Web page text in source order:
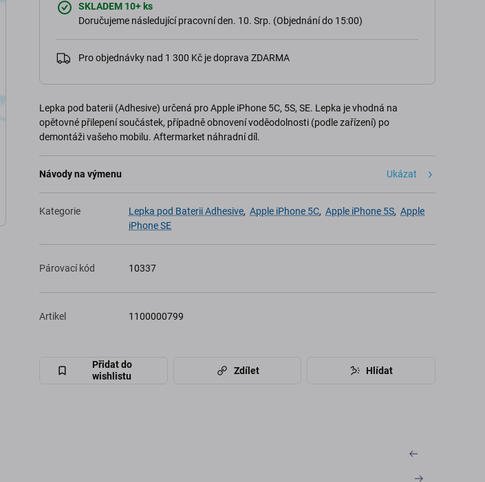
SKLADEM 10+ ks
Doručujeme následující pracovní den. 10. Srp. (Objednání do 15:00)
Pro objednávky nad 1 300 Kč je doprava ZDARMA
Lepka pod baterii (Adhesive) určená pro Apple iPhone 5C, 5S, SE. Lepka je vhodná na
opětovné přilepení součástek, případně obnovení voděodolnosti (podle zařízení) po
demontáži vašeho mobilu. Aftermarket náhradní díl.
Návody na výmenu Ukázat
Kategorie Lepka pod Baterii Adhesive, Apple iPhone 5C, Apple iPhone 5S, Apple
iPhone SE
Párovací kód 10337
Artikel 1100000799
Přidat do
wishlistu
Zdílet Hlídat